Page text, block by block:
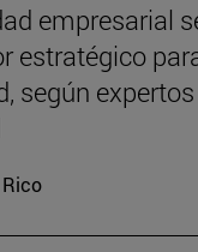
empresarial
estratégico
según